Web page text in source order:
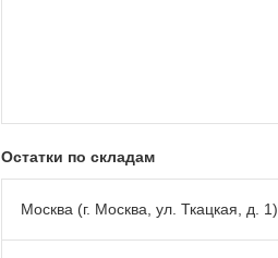
Остатки по складам
Москва (г. Москва, ул. Ткацкая, д. 1)